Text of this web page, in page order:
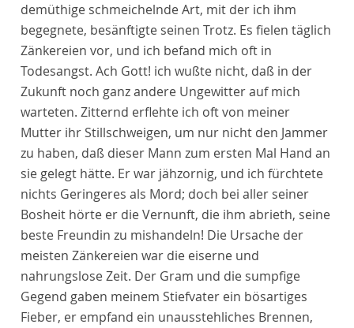
demüthige schmeichelnde Art, mit der ich ihm
begegnete, besänftigte seinen Trotz. Es fielen täglich
Zänkereien vor, und ich befand mich oft in
Todesangst. Ach Gott! ich wußte nicht, daß in der
Zukunft noch ganz andere Ungewitter auf mich
warteten. Zitternd erflehte ich oft von meiner
Mutter ihr Stillschweigen, um nur nicht den Jammer
zu haben, daß dieser Mann zum ersten Mal Hand an
sie gelegt hätte. Er war jähzornig, und ich fürchtete
nichts Geringeres als Mord; doch bei aller seiner
Bosheit hörte er die Vernunft, die ihm abrieth, seine
beste Freundin zu mishandeln! Die Ursache der
meisten Zänkereien war die eiserne und
nahrungslose Zeit. Der Gram und die sumpfige
Gegend gaben meinem Stiefvater ein bösartiges
Fieber, er empfand ein unausstehliches Brennen,